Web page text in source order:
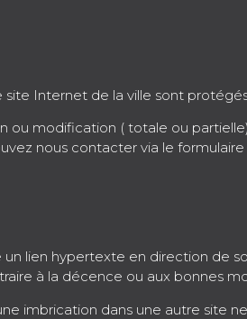
Internet de la ville sont
ou modification ( totale ou
nous contacter via le
lien hypertexte en direction de
à la décence ou aux bonnes
imbrication dans une autre site